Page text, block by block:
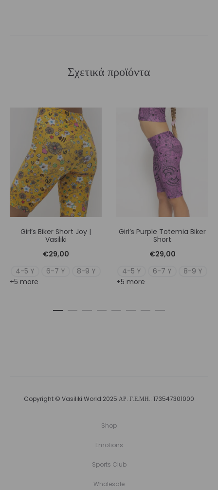
Σχετικά προϊόντα
Girl’s Biker Short Joy |
Vasiliki
€29,00
4-5 Y
6-7 Y
8-9 Y
+5 more
Girl’s Purple Totemia Biker
Short
€29,00
4-5 Y
6-7 Y
8-9 Y
+5 more
Copyright © Vasiliki World 2025 ΑΡ. Γ.Ε.ΜΗ.: 173547301000
Shop
Emotions
Sports Club
Wholesale